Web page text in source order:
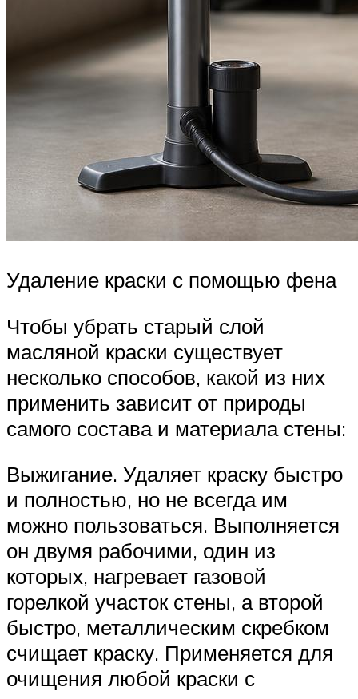
Удаление краски с помощью фена
Чтобы убрать старый слой
масляной краски существует
несколько способов, какой из них
применить зависит от природы
самого состава и материала стены:
Выжигание. Удаляет краску быстро
и полностью, но не всегда им
можно пользоваться. Выполняется
он двумя рабочими, один из
которых, нагревает газовой
горелкой участок стены, а второй
быстро, металлическим скребком
счищает краску. Применяется для
очищения любой краски с